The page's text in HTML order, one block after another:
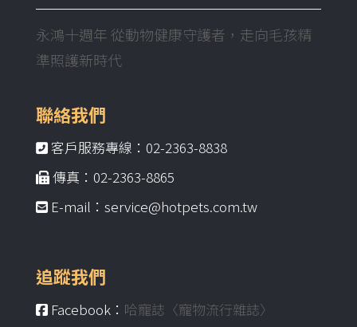
永鴻十週年 從動物健康守護者，走向毛孩精
準照護新時代
聯絡我們
客戶服務專線：02-2363-8838
傳真：02-2363-8865
E-mail：service@hotpets.com.tw
追蹤我們
Facebook： 哈寵誌〈寵物流行雜誌〉